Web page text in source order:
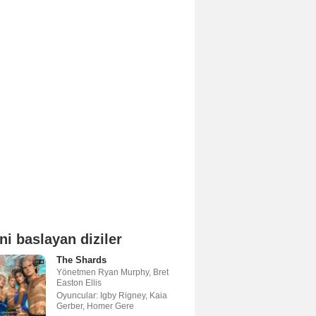
baslayan diziler
The Shards
Yönetmen Ryan Murphy, Bret
Easton Ellis
Oyuncular: Igby Rigney, Kaia
Gerber, Homer Gere